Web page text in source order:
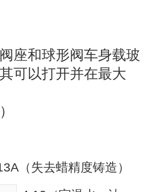
座和球形阀车身载玻
可以打开并在最大
（失去蜡精度铸造）